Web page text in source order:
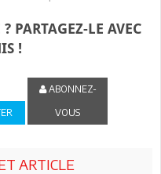
PARTAGEZ-LE AVEC
!
ABONNEZ-
VOUS
ARTICLE